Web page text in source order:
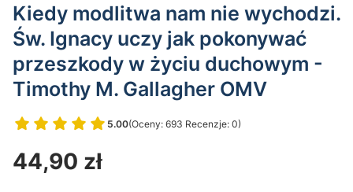
Kiedy modlitwa nam nie wychodzi.
Św. Ignacy uczy jak pokonywać
przeszkody w życiu duchowym -
Timothy M. Gallagher OMV
5.00(Oceny: 693 Recenzje: 0)
Przejdź do sekcji Opinie
Cena
44,90 zł